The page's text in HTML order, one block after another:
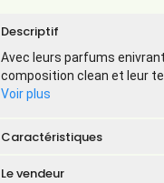
Descriptif
Avec leurs parfums
composition clean et leur
Voir plus
Caractéristiques
Le vendeur